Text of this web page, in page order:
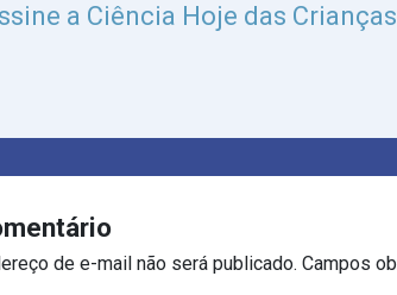
a Ciência Hoje das
de e-mail não será publicado. Campos